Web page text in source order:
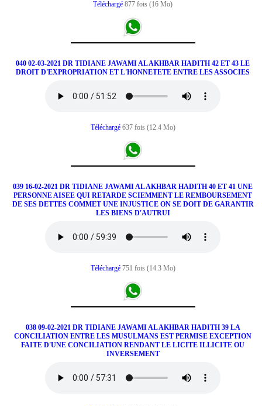
Téléchargé 877 fois (16 Mo)
040 02-03-2021 DR TIDIANE JAWAMI AL AKHBAR HADITH 42 ET 43 LE
DROIT D'EXPROPRIATION ET L'HONNETETE ENTRE LES ASSOCIES
Téléchargé 637 fois (12.4 Mo)
039 16-02-2021 DR TIDIANE JAWAMI AL AKHBAR HADITH 40 ET 41 UNE
PERSONNE AISEE QUI RETARDE SCIEMMENT LE REMBOURSEMENT
DE SES DETTES COMMET UNE INJUSTICE ON SE DOIT DE GARANTIR
LES BIENS D'AUTRUI
Téléchargé 751 fois (14.3 Mo)
038 09-02-2021 DR TIDIANE JAWAMI AL AKHBAR HADITH 39 LA
CONCILIATION ENTRE LES MUSULMANS EST PERMISE EXCEPTION
FAITE D'UNE CONCILIATION RENDANT LE LICITE ILLICITE OU
INVERSEMENT